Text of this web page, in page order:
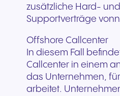
zusätzliche Hard-
Supportverträge
Offshore Callcenter
In diesem Fall
Callcenter in einem
das Unternehmen,
arbeitet.